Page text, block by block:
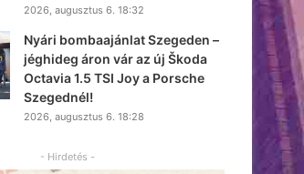
2026, augusztus 6. 18:32
Nyári bombaajánlat Szegeden –
jéghideg áron vár az új Škoda
Octavia 1.5 TSI Joy a Porsche
Szegednél!
2026, augusztus 6. 18:28
- Hirdetés -